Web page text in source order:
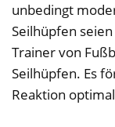
unbedingt
Seilhüpfen
Trainer von
Seilhüpfen. Es
Reaktion